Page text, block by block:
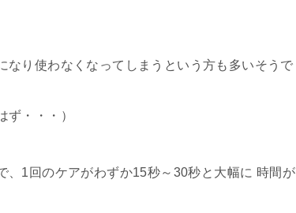
り使わなくなってしまうという方も多いそうで
ず・・・）
、1回のケアがわずか15秒～30秒と大幅に 時間が